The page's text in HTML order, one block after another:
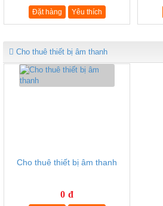
Đặt hàng Yêu thích
Cho thuê thiết bị âm thanh
Cho thuê thiết bị âm thanh
0 đ